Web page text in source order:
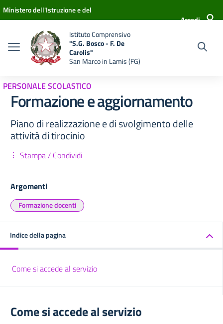
Vai ai contenuti
Vai al menu di navigazione
Vai al footer
Ministero dell'Istruzione e del
Accedi
Istituto Comprensivo
"S.G. Bosco - F. De
Carolis"
San Marco in Lamis (FG)
PERSONALE SCOLASTICO
Formazione e aggiornamento
Piano di realizzazione e di svolgimento delle
attività di tirocinio
Stampa / Condividi
Argomenti
Formazione docenti
Indice della pagina
Come si accede al servizio
Come si accede al servizio